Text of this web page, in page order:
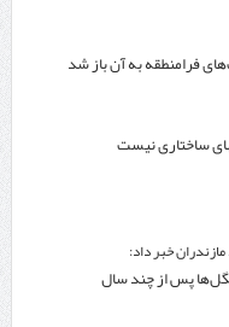
فرامنطقه به آن باز شد
ساختاری نیست
خبر داد:
پس از چند سال